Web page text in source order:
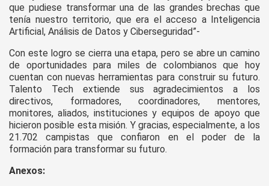
que pudiese transformar una de las grandes brechas que
tenía nuestro territorio, que era el acceso a Inteligencia
Artificial, Análisis de Datos y Ciberseguridad”-
Con este logro se cierra una etapa, pero se abre un camino
de oportunidades para miles de colombianos que hoy
cuentan con nuevas herramientas para construir su futuro.
Talento Tech extiende sus agradecimientos a los
directivos, formadores, coordinadores, mentores,
monitores, aliados, instituciones y equipos de apoyo que
hicieron posible esta misión. Y gracias, especialmente, a los
21.702 campistas que confiaron en el poder de la
formación para transformar su futuro.
Anexos: